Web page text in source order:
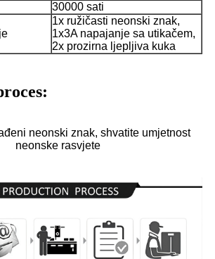
30000 sati
1x ružičasti neonski znak,
1x3A napajanje sa utikačem,
2x prozirna ljepljiva kuka
neonski znak, shvatite umjetnost
neonske rasvjete